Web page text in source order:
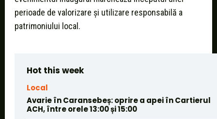
perioade de valorizare și utilizare responsabilă a
patrimoniului local.
Hot this week
Local
Avarie în Caransebeș: oprire a apei în Cartierul
ACH, între orele 13:00 și 15:00